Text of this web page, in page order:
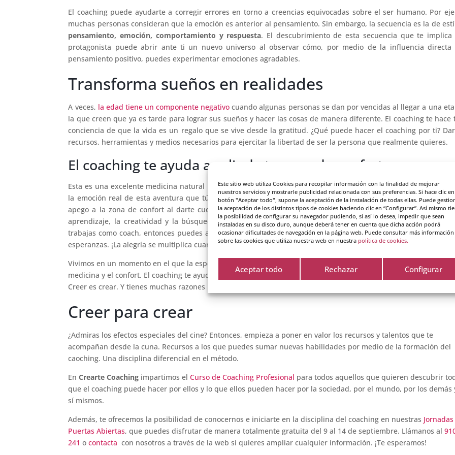
Este sitio web utiliza Cookies para recopilar información con la finalidad de mejorar
nuestros servicios y mostrarle publicidad relacionada con sus preferencias. Si hace clic
botón "Aceptar todo", supone la aceptación de la instalación de todas ellas. Puede
la aceptación de los distintos tipos de cookies haciendo clic en “Configurar”. Así mismo
la posibilidad de configurar su navegador pudiendo, si así lo desea, impedir que sean
instaladas en su disco duro, aunque deberá tener en cuenta que dicha acción podrá
ocasionar dificultades de navegación en la página web. Puede consultar más información
sobre las cookies que utiliza nuestra web en nuestra política de cookies.
Aceptar todo Rechazar Configurar
El coaching puede ayudarte a corregir errores en torno a creencias equivocadas sobre el ser humano. Por
muchas personas consideran que la emoción es anterior al pensamiento. Sin embargo, la secuencia es la de
pensamiento, emoción, comportamiento y respuesta. El descubrimiento de esta secuencia que te implica
protagonista puede abrir ante ti un nuevo universo al observar cómo, por medio de la influencia directa
pensamiento positivo, puedes experimentar emociones agradables.
Transforma sueños en realidades
A veces, la edad tiene un componente negativo cuando algunas personas se dan por vencidas al llegar a una
la que creen que ya es tarde para lograr sus sueños y hacer las cosas de manera diferente. El coaching te hace
conciencia de que la vida es un regalo que se vive desde la gratitud. ¿Qué puede hacer el coaching por ti?
recursos, herramientas y medios necesarios para ejercitar la libertad de ser la persona que realmente quieres.
El coaching te ayuda a salir de tu zona de confort
Esta es una excelente medicina natural para abandonar una posición de queja constante y autocompasión para
la emoción real de esta aventura que tú escribes en primera persona. Es decir, elcoachingte ayuda a
apego a la zona de confort al darte cuenta de que tú puedes crear una nueva zona de comodidad por
aprendizaje, la creatividad y la búsqueda de nuevas respuestas a preguntas poderosas que iluminan tu
trabajas como coach, entonces puedes acompañar a otras personas en esta experiencia tan bonita de lograr
esperanzas. ¡La alegría se multiplica cuando se comparte!
Vivimos en un momento en el que la esperanza de vida ha aumentado de forma notable gracias a la mejora de la
medicina y el confort. El coaching te ayuda a sumar alegría a los años gracias a un estímulo de ilusión constante.
Creer es crear. Y tienes muchas razones para creer en ti, en la vida y en la
Creer para crear
¿Admiras los efectos especiales del cine? Entonces, empieza a poner en valor los recursos y talentos que te
acompañan desde la cuna. Recursos a los que puedes sumar nuevas habilidades por medio de la formación del
caoching. Una disciplina diferencial en el método.
EnCrearte Coaching impartimos elCurso de Coaching Profesional para todos aquellos que quieren descubrir
que el coaching puede hacer por ellos y lo que ellos pueden hacer por la sociedad, por el mundo, por los demás
sí mismos.
Además, te ofrecemos la posibilidad de conocernos e iniciarte en la disciplina del coaching en nuestras
Puertas Abiertas, que puedes disfrutar de manera totalmente gratuita del 9 al 14 de septiembre. Llámanos al
241 ocontacta con nosotros a través de la web si quieres ampliar cualquier información. ¡Te esperamos!